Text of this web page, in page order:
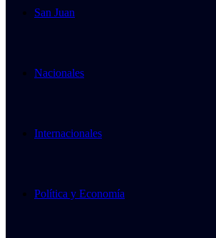
San Juan
Nacionales
Internacionales
Política y Economía